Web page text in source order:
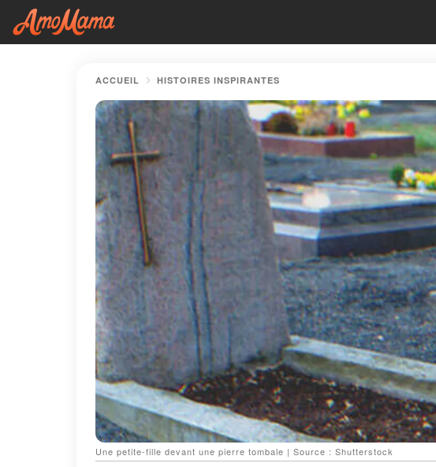
ACCUEIL HISTOIRES INSPIRANTES
Une petite-fille devant une pierre tombale | Source : Shutterstock